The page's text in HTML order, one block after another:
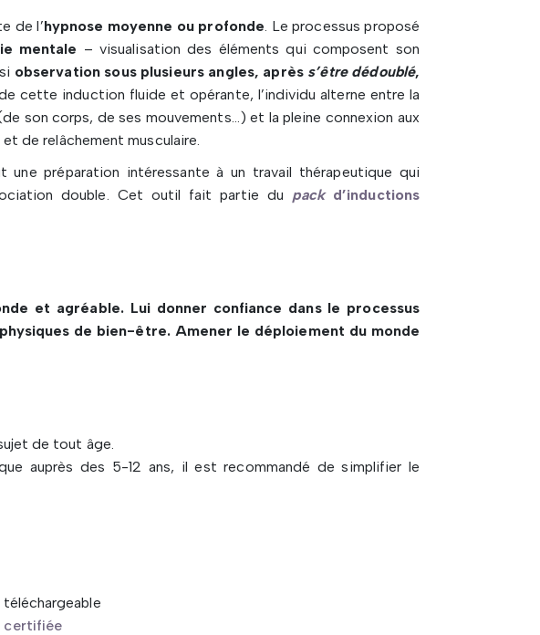
de l’hypnose moyenne ou profonde. Le processus proposé
mentale – visualisation des éléments qui composent son
observation sous plusieurs angles, après s’être dédoublé,
cette induction fluide et opérante, l’individu alterne entre la
son corps, de ses mouvements…) et la pleine connexion aux
de relâchement musculaire.
préparation intéressante à un travail thérapeutique qui
double. Cet outil fait partie du packd’inductions
et agréable. Lui donner confiance dans le processus
de bien-être. Amener le déploiement du monde
de tout âge.
auprès des 5-12 ans, il est recommandé de simplifier le
certifiée